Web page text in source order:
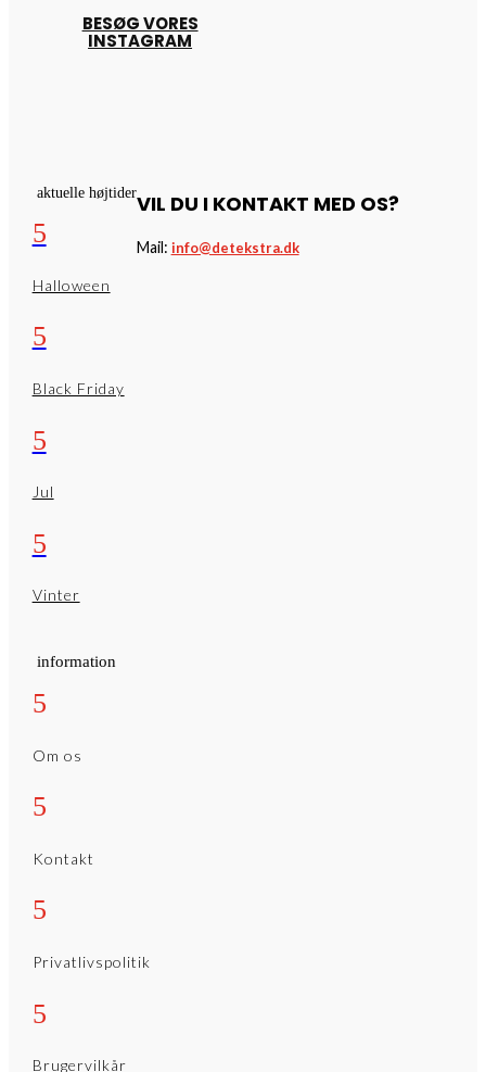
BESØG VORES
INSTAGRAM
aktuelle højtider
5
Halloween
5
Black Friday
5
Jul
5
Vinter
information
5
Om os
5
Kontakt
5
Privatlivspolitik
5
Brugervilkår
VIL DU I KONTAKT MED OS?
Mail: info@detekstra.dk